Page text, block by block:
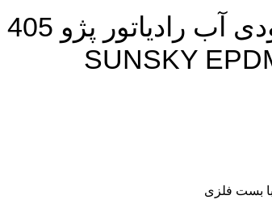
بست فلزی